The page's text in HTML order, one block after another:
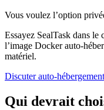
Vous voulez l’option
Essayez SealTask dans
l’image Docker auto-
matériel.
Discuter auto-
Qui devrait